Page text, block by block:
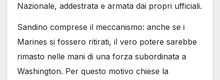
Nazionale, addestrata e armata dai propri ufficiali.
Sandino comprese il meccanismo: anche se i
Marines si fossero ritirati, il vero potere sarebbe
rimasto nelle mani di una forza subordinata a
Washington. Per questo motivo chiese la